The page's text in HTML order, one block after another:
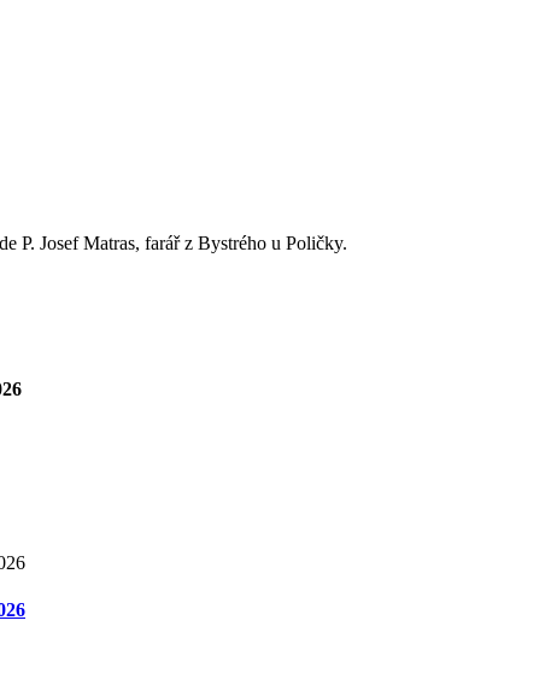
P. Josef Matras, farář z Bystrého u Poličky.